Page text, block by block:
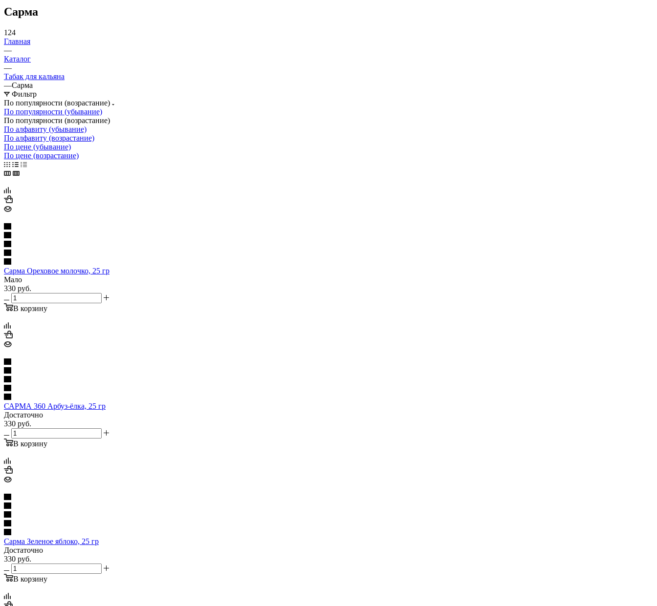
Сарма
124
Главная
—
Каталог
—
Табак для кальяна
—Сарма
Фильтр
По популярности (возрастание)
По популярности (убывание)
По популярности (возрастание)
По алфавиту (убывание)
По алфавиту (возрастание)
По цене (убывание)
По цене (возрастание)
Сарма Ореховое молочко, 25 гр
Мало
330 руб.
В корзину
САРМА 360 Арбуз-ёлка, 25 гр
Достаточно
330 руб.
В корзину
Сарма Зеленое яблоко, 25 гр
Достаточно
330 руб.
В корзину